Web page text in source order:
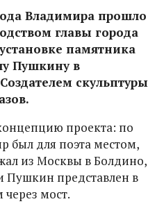
Владимира прошло
главы города
памятника
Пушкину в
скульптуры
проекта: по
был для поэта местом,
из Москвы в Болдино,
Пушкин представлен в
мост.